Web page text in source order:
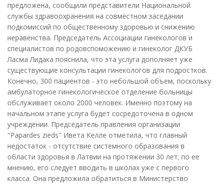
предложена, сообщили представители Национальной
службы здравоохранения на совместном заседании
подкомиссий по общественному здоровью и снижению
неравенства. Председатель Ассоциации гинекологов и
специалистов по родовспоможению и гинеколог ДКУБ
Ласма Лидака пояснила, что эта услуга дополняет уже
существующие консультации гинекологов для подростков.
Конечно, 300 пациентов - это небольшой объем, поскольку
амбулаторное гинекологическое отделение больницы
обслуживает около 2000 человек. Именно поэтому на
начальном этапе услуга будет сосредоточена в одном
учреждении. Председатель правления организации
"Papardes zieds" Ивета Келле отметила, что главный
недостаток - отсутствие системного образования в
области здоровья в Латвии на протяжении 30 лет; по ее
мнению, его следует вводить в школах уже с первого
класса. Она предложила обратиться в Министерство